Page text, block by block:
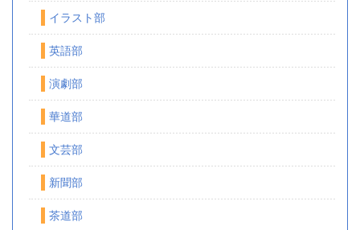
イラスト部
英語部
演劇部
華道部
文芸部
新聞部
茶道部